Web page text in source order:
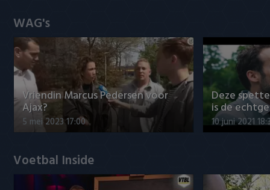
WAG's
Vriendin Marcus Pedersen voor
Ajax?
5 mei 2023 17:00
Deze
is de
10 juni 2021
Voetbal Inside